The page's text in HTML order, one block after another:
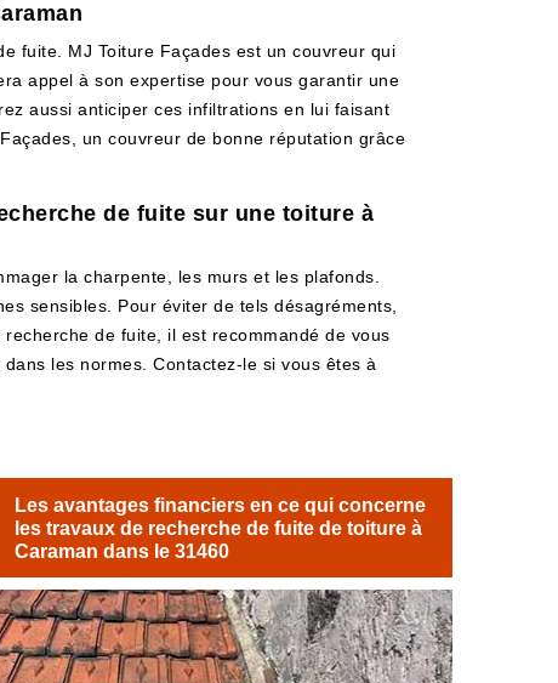
fuite. MJ Toiture Façades est un couvreur qui
appel à son expertise pour vous garantir une
aussi anticiper ces infiltrations en lui faisant
un couvreur de bonne réputation grâce
de fuite sur une toiture à
la charpente, les murs et les plafonds.
sensibles. Pour éviter de tels désagréments,
de fuite, il est recommandé de vous
les normes. Contactez-le si vous êtes à
Les avantages financiers en ce qui concerne
les travaux de recherche de fuite de toiture à
Caraman dans le 31460